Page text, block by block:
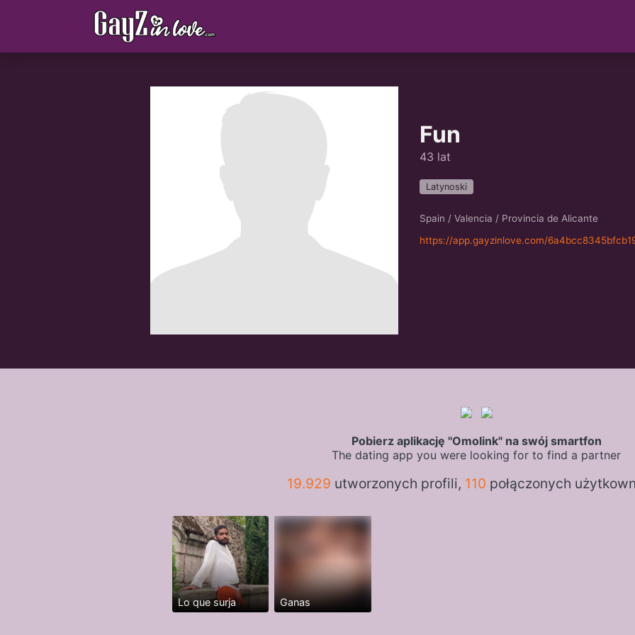
Fun
43 lat
Latynoski
Spain / Valencia / Provincia de Alicante
https://app.gayzinlove.com/
Pobierz aplikację "Omolink" na swój smartfon
The dating app you were looking for to find a partner
19.929 utworzonych profili, 110 połączonych
Lo que surja Ganas